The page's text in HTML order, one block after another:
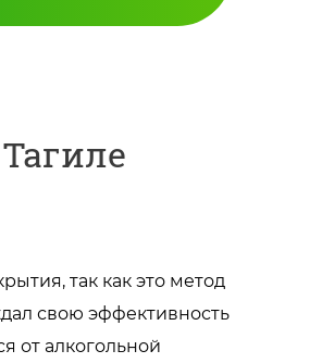
так как это метод
свою эффективность
от алкогольной